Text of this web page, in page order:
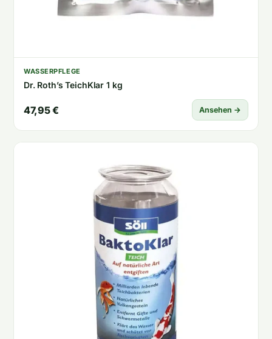
WASSERPFLEGE
Dr. Roth’s TeichKlar 1 kg
47,95 € Ansehen →